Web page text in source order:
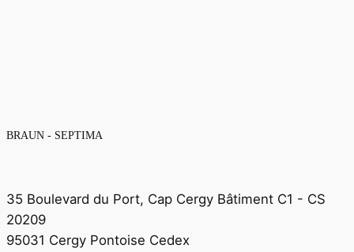
BRAUN - SEPTIMA
35 Boulevard du Port, Cap Cergy Bâtiment C1 - CS
20209
95031 Cergy Pontoise Cedex